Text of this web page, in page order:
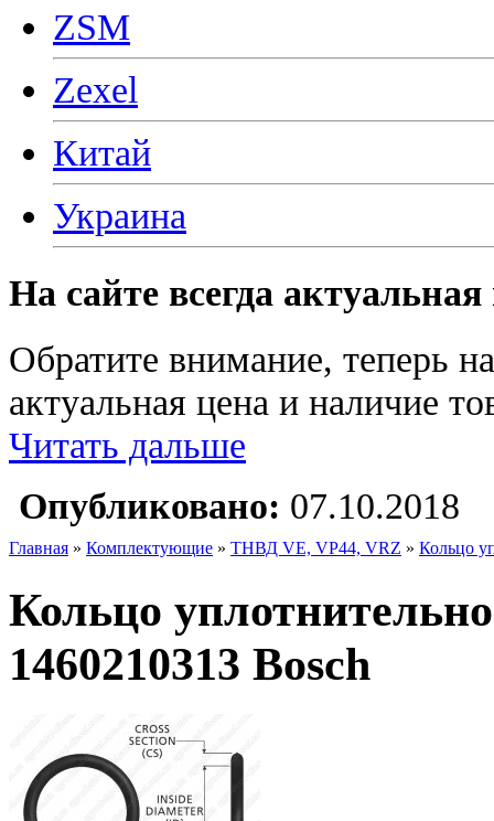
ZSM
Zexel
Китай
Украина
На сайте всегда
Обратите внимание, теперь
актуальная цена и наличие
Читать дальше
Опубликовано: 07.10.2018
Главная » Комплектующие » ТНВД VE, VP44, VRZ » Кольцо
Кольцо
1460210313 Bosch